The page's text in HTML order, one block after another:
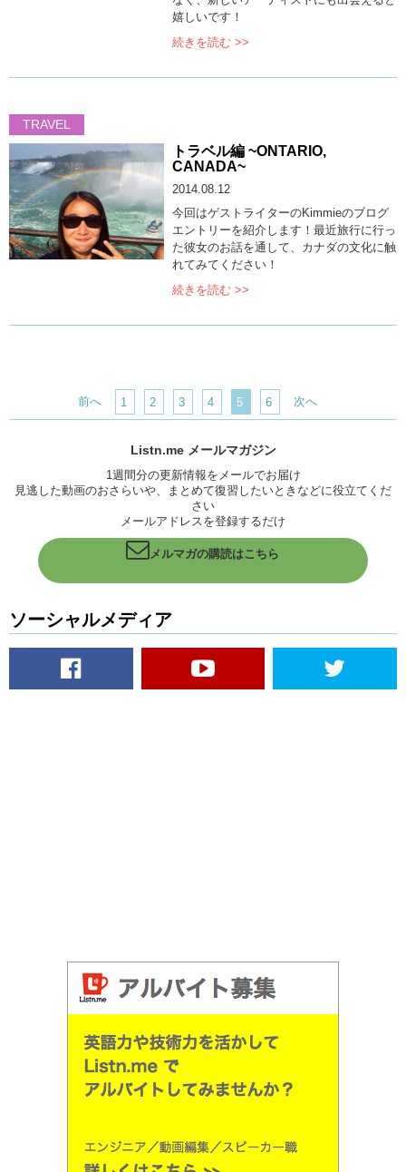
嬉しいです！
続きを読む >>
TRAVEL
トラベル編 ~ONTARIO,
CANADA~
2014.08.12
今回はゲストライターのKimmieのブログ
エントリーを紹介します！最近旅行に行っ
た彼女のお話を通して、カナダの文化に触
れてみてください！
続きを読む >>
前へ 1 2 3 4 5 6 次へ
Listn.me メールマガジン
1週間分の更新情報をメールでお届け
見逃した動画のおさらいや、まとめて復習したいときなどに役立てくだ
さい
メールアドレスを登録するだけ
メルマガの購読はこちら
ソーシャルメディア